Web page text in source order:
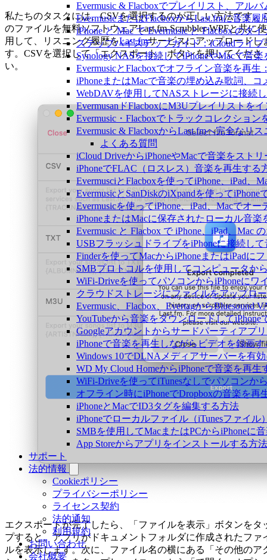
Evermusic & Flacboxでプレイリスト、アル
EvermusieまたはFlacboxからLast.fmに音楽
iPhone と Mac で Evermusic と Flacbox の
ステップバイステップガイド：iCloudライ
Synology NASを接続してiPhoneやMacで音
EvermusicとFlacboxでオフライン音楽を再
iPhoneまたはMacで音楽の埋め込み歌詞、
WebDAVを使用してNASストレージに接続
EvermusanドFlacboxにM3Uプレイリストを
Evermusic・Flacboxでトラックコレクショ
Evermusic & FlacboxからLast.fmへ完全なリ
よくある質問
iCloud DriveからiPhoneやMacで音楽をスト
iPhoneでFLAC（ロスレス）音楽を再生する
EvermusciとFlacboxを使ってiPhone、iPad
EvermusicとSanDiskのiXpandを使って
Evermusicを使ってiPhone、iPad、Macでオ
iPhoneまたはMacに保存されたローカル音楽
Evermusic と Flacbox で iPhone、iPad、
USBフラッシュドライブをiPhoneに接続し
Finderを使ってMacからiPhoneまたはiPadに
SMBプロトコルを使用してコンピュータか
WiFi-Driveを使ってパソコンからiPhoneに
クラウドストレージにファイルをアップロ
Evermusic、Flacbox、Evertagから
YouTubeから音楽をダウンロードして
Googleアカウントからサードパーティアプ
iPhoneで音楽を再生しながらビデオを録画
Windows 10でDLNAメディアサーバーを有
WD My Cloud HomeからiPhoneで音楽を再生
WiFi-Driveを使ってiTunesなしでパソコンか
オフライン時にiPhoneでDropboxの音楽を再
iPhoneとMacでID3タグを編集する方法
iPhoneでローカルファイル（iTunesファイル
SMBを使用してMacまたはPCからiPhoneに
App Storeからアプリをインストールする方
サポート
法的情報
Cookieポリシー
プライバシーポリシー
ライセンス契約
法的通知
利用規約
お問い合わせ
会社概要
私たちのタスクには、CSVを選択するのが正しい方法です。
のファイルを無料ソフトウェアLast.fm-Scrubbler-WPFと共に使
用して、リスニング履歴をLast.fmサービスにアップロードし
す。CSVを選択して「エクスポート」ボタンを押してくださ
い。
エクスポートが完了したら、「ファイルを表示」ボタンをタ
プすると、アプリがドキュメントフォルダに作成されたファ
ルを表示します。次に、ファイル名の横にある「その他のア